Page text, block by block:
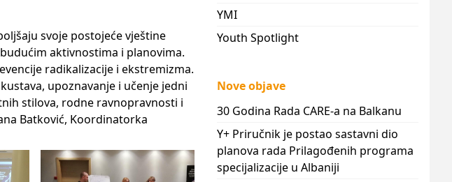
svoje postojeće vještine
aktivnostima i planovima.
radikalizacije i ekstremizma.
upoznavanje i učenje jedni
stilova, rodne ravnopravnosti i
Batković, Koordinatorka
YMI
Youth Spotlight
Nove objave
30 Godina Rada CARE-a na Balkanu
Y+ Priručnik je postao sastavni dio
planova rada Prilagođenih programa
specijalizacije u Albaniji